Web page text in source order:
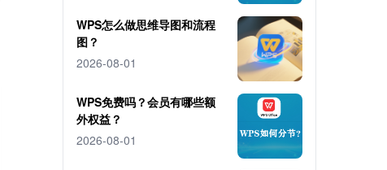
WPS怎么做思维导图和流程
图？
2026-08-01
WPS免费吗？会员有哪些额
外权益？
2026-08-01